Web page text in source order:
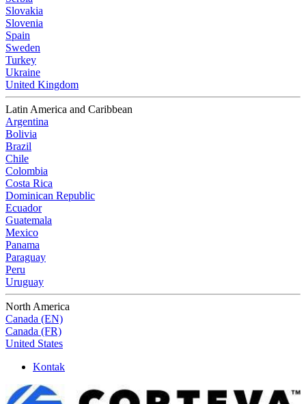
Slovakia
Slovenia
Spain
Sweden
Turkey
Ukraine
United Kingdom
Latin America and Caribbean
Argentina
Bolivia
Brazil
Chile
Colombia
Costa Rica
Dominican Republic
Ecuador
Guatemala
Mexico
Panama
Paraguay
Peru
Uruguay
North America
Canada (EN)
Canada (FR)
United States
Kontak